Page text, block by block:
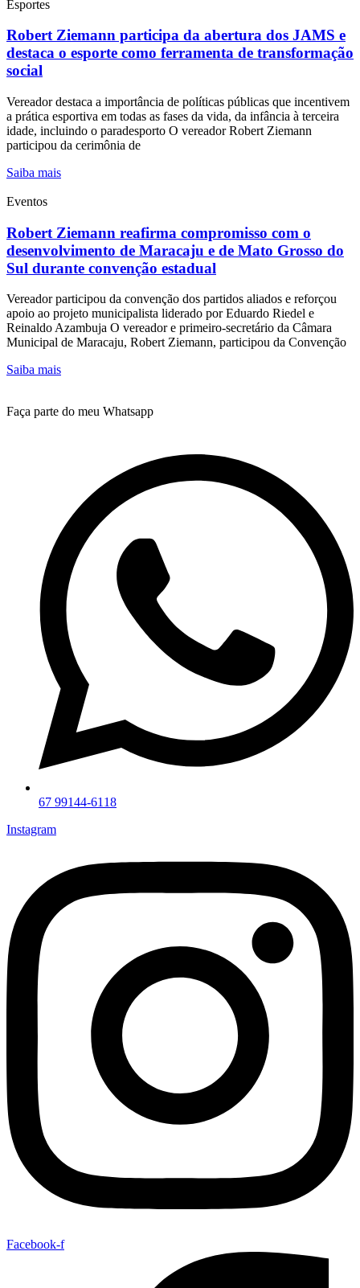
Esportes
Robert Ziemann participa da abertura dos JAMS e
destaca o esporte como ferramenta de transformação
social
Vereador destaca a importância de políticas públicas que incentivem
a prática esportiva em todas as fases da vida, da infância à terceira
idade, incluindo o paradesporto O vereador Robert Ziemann
participou da cerimônia de
Saiba mais
Eventos
Robert Ziemann reafirma compromisso com o
desenvolvimento de Maracaju e de Mato Grosso do
Sul durante convenção estadual
Vereador participou da convenção dos partidos aliados e reforçou
apoio ao projeto municipalista liderado por Eduardo Riedel e
Reinaldo Azambuja O vereador e primeiro-secretário da Câmara
Municipal de Maracaju, Robert Ziemann, participou da Convenção
Saiba mais
Faça parte do meu Whatsapp
67 99144-6118
Instagram
Facebook-f